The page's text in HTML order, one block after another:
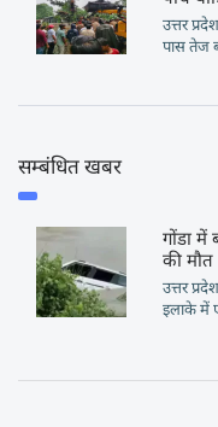
उत्तर
पास तेज
सम्बंधित खबर
गोंडा में
की मौत
उत्तर
इलाके में